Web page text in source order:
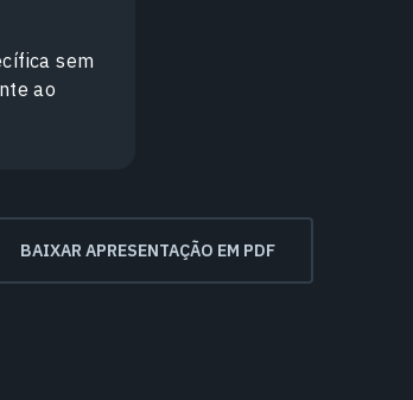
sem
ao
BAIXAR APRESENTAÇÃO EM PDF